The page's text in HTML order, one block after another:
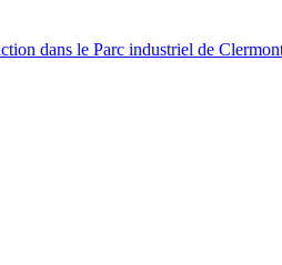
dans le Parc industriel de